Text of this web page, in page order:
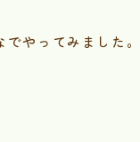
やってみました。